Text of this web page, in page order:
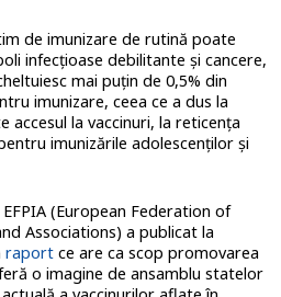
de imunizare de rutină poate
infecțioase debilitante și cancere,
mai puțin de 0,5% din
imunizare, ceea ce a dus la
accesul la vaccinuri, la reticența
imunizările adolescenților și
(European Federation of
Associations) a publicat la
raportce are ca scop promovarea
o imagine de ansamblu statelor